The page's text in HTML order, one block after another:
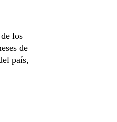
los
de
país,